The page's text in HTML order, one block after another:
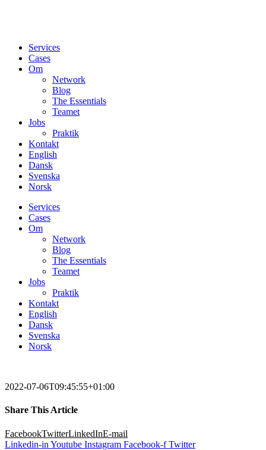
Services
Cases
Om
Network
Blog
The Essentials
Teamet
Jobs
Praktik
Kontakt
English
Dansk
Svenska
Norsk
Services
Cases
Om
Network
Blog
The Essentials
Teamet
Jobs
Praktik
Kontakt
English
Dansk
Svenska
Norsk
2022-07-06T09:45:55+01:00
Share This Article
FacebookTwitterLinkedInE-mail
Linkedin-in Youtube Instagram Facebook-f Twitter